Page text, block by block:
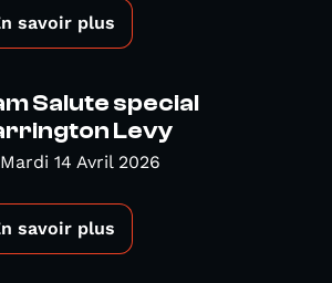
savoir plus
Salute special
Levy
Mardi 14 Avril 2026
savoir plus